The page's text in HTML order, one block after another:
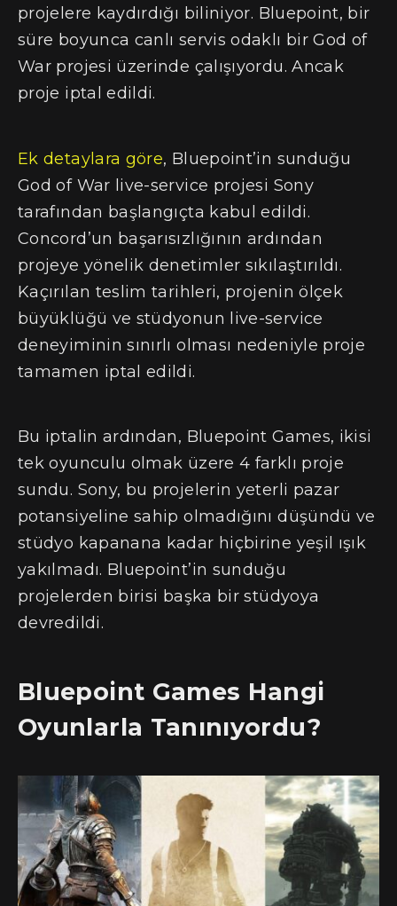
projelere kaydırdığı biliniyor. Bluepoint, bir
süre boyunca canlı servis odaklı bir God of
War projesi üzerinde çalışıyordu. Ancak
proje iptal edildi.
Ek detaylara göre, Bluepoint’in sunduğu
God of War live-service projesi Sony
tarafından başlangıçta kabul edildi.
Concord’un başarısızlığının ardından
projeye yönelik denetimler sıkılaştırıldı.
Kaçırılan teslim tarihleri, projenin ölçek
büyüklüğü ve stüdyonun live-service
deneyiminin sınırlı olması nedeniyle proje
tamamen iptal edildi.
Bu iptalin ardından, Bluepoint Games, ikisi
tek oyunculu olmak üzere 4 farklı proje
sundu. Sony, bu projelerin yeterli pazar
potansiyeline sahip olmadığını düşündü ve
stüdyo kapanana kadar hiçbirine yeşil ışık
yakılmadı. Bluepoint’in sunduğu
projelerden birisi başka bir stüdyoya
devredildi.
Bluepoint Games Hangi
Oyunlarla Tanınıyordu?